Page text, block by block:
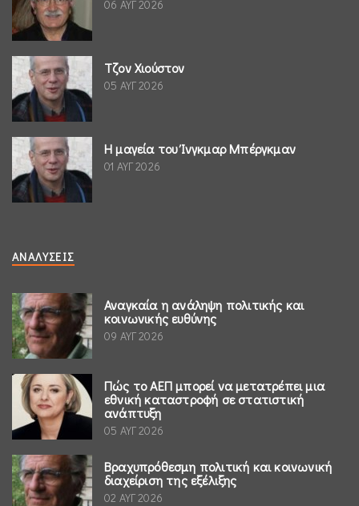
06 ΑΥΓ 2026
Τζον Χιούστον
05 ΑΥΓ 2026
Η μαγεία του Ίνγκμαρ Μπέργκμαν
01 ΑΥΓ 2026
ΑΝΑΛΎΣΕΙΣ
Αναγκαία η ανάληψη πολιτικής και
κοινωνικής ευθύνης
09 ΑΥΓ 2026
Πώς το ΑΕΠ μπορεί να μετατρέπει μια
εθνική καταστροφή σε στατιστική
ανάπτυξη
05 ΑΥΓ 2026
Βραχυπρόθεσμη πολιτική και κοινωνική
διαχείριση της εξέλιξης
02 ΑΥΓ 2026